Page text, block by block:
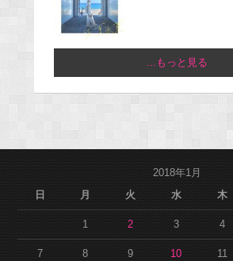
...もっと見る
2018年1月
日
月 火 水 木
1 2 3 4
7 8 9 10 11